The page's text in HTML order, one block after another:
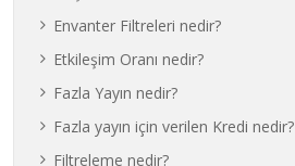
Envanter Filtreleri nedir?
Etkileşim Oranı nedir?
Fazla Yayın nedir?
Fazla yayın için verilen Kredi nedir?
Filtreleme nedir?